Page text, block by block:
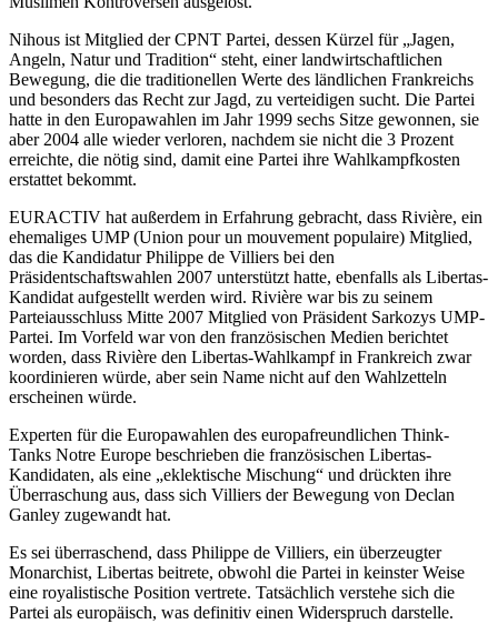
Nihous ist Mitglied der CPNT Partei, dessen Kürzel für „Jagen,
Angeln, Natur und Tradition“ steht, einer landwirtschaftlichen
Bewegung, die die traditionellen Werte des ländlichen Frankreichs
und besonders das Recht zur Jagd, zu verteidigen sucht. Die Partei
hatte in den Europawahlen im Jahr 1999 sechs Sitze gewonnen, sie
aber 2004 alle wieder verloren, nachdem sie nicht die 3 Prozent
erreichte, die nötig sind, damit eine Partei ihre Wahlkampfkosten
erstattet bekommt.
EURACTIV hat außerdem in Erfahrung gebracht, dass Rivière, ein
ehemaliges UMP (Union pour un mouvement populaire) Mitglied,
das die Kandidatur Philippe de Villiers bei den
Präsidentschaftswahlen 2007 unterstützt hatte, ebenfalls als Libertas-
Kandidat aufgestellt werden wird. Rivière war bis zu seinem
Parteiausschluss Mitte 2007 Mitglied von Präsident Sarkozys UMP-
Partei. Im Vorfeld war von den französischen Medien berichtet
worden, dass Rivière den Libertas-Wahlkampf in Frankreich zwar
koordinieren würde, aber sein Name nicht auf den Wahlzetteln
erscheinen würde.
Experten für die Europawahlen des europafreundlichen Think-
Tanks Notre Europe beschrieben die französischen Libertas-
Kandidaten, als eine „eklektische Mischung“ und drückten ihre
Überraschung aus, dass sich Villiers der Bewegung von Declan
Ganley zugewandt hat.
Es sei überraschend, dass Philippe de Villiers, ein überzeugter
Monarchist, Libertas beitrete, obwohl die Partei in keinster Weise
eine royalistische Position vertrete. Tatsächlich verstehe sich die
Partei als europäisch, was definitiv einen Widerspruch darstelle.